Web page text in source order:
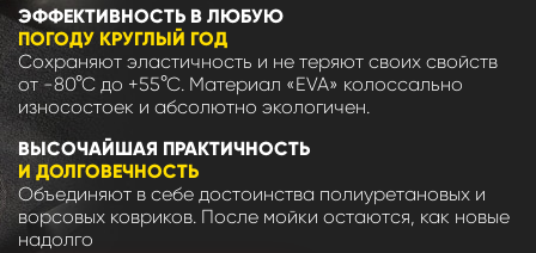
ЭФФЕКТИВНОСТЬ В ЛЮБУЮ
ПОГОДУ КРУГЛЫЙ ГОД
Сохраняют эластичность и не теряют своих свойств
от -80°С до +55°С. Материал «EVA» колоссально
износостоек и абсолютно экологичен.
ВЫСОЧАЙШАЯ ПРАКТИЧНОСТЬ
И ДОЛГОВЕЧНОСТЬ
Объединяют в себе достоинства полиуретановых и
ворсовых ковриков. После мойки остаются, как новые
надолго